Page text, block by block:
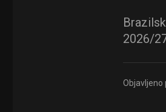
2026/
Objavljeno